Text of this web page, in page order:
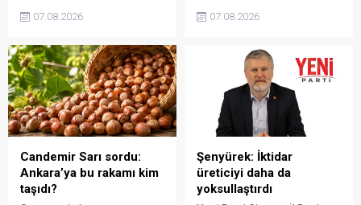
karşısında yetersiz kaldığını
emeğinin korunmasını
istedi. Karaibrahim,
sürdürülebilir üretim için
fiyat politikasının yeniden
değerlendirilmesi gerektiğini
söyledi.
07.08.2026
Açıklanan rakamın üreticinin
karşılamadığını belirten
Gezmiş, “Üreticiyi yok
sayanı, günü geldiğinde
üretici de yok sayacaktır”
dedi.
07.08.2026
Candemir Sarı sordu:
Ankara’ya bu rakamı kim
taşıdı?
Şenyürek: İktidar
üreticiyi daha da
yoksullaştırdı